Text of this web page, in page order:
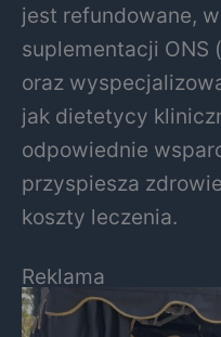
jest refundowane,
suplementacji ONS
oraz
jak dietetycy
odpowiednie
przyspiesza
koszty leczenia.
Reklama